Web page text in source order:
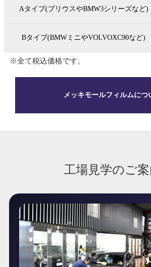
Aタイプ(プリウスやBMW3シリーズなど)
Bタイプ(BMWミニやVOLVOXC90など)
※全て税込価格です。
メッキモールフィルムにつ
工場見学のご案